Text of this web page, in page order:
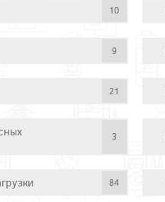
10
9
21
3
84